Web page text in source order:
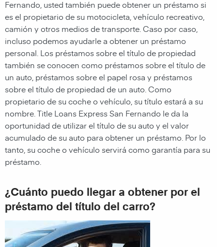
Fernando , usted también puede obtener un préstamo si
es el propietario de su motocicleta, vehículo recreativo,
camión y otros medios de transporte. Caso por caso,
incluso podemos ayudarle a obtener un préstamo
personal. Los préstamos sobre el título de propiedad
también se conocen como préstamos sobre el título de
un auto, préstamos sobre el papel rosa y préstamos
sobre el título de propiedad de un auto. Como
propietario de su coche o vehículo, su título estará a su
nombre. Title Loans Express San Fernando le da la
oportunidad de utilizar el título de su auto y el valor
acumulado de su auto para obtener un préstamo. Por lo
tanto, su coche o vehículo servirá como garantía para su
préstamo.
¿Cuánto puedo llegar a obtener por el
préstamo del título del carro?